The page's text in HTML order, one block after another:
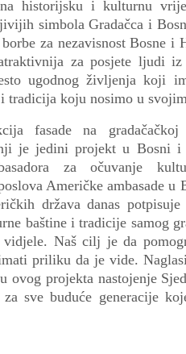
historijsku i kulturnu
simbolaGradačca i
za nezavisnost Bosne i
za posjete ljudi
ugodnog življenja koji
i tradicija koju nosimo u
fasade na
je jedini projekt u Bosni i
za očuvanje
Američke ambasade u
država danas
baštine itradicije samog
Naš cilj je da
priliku da je vide.
ovog projekta nastojenje
za sve buduće generacije